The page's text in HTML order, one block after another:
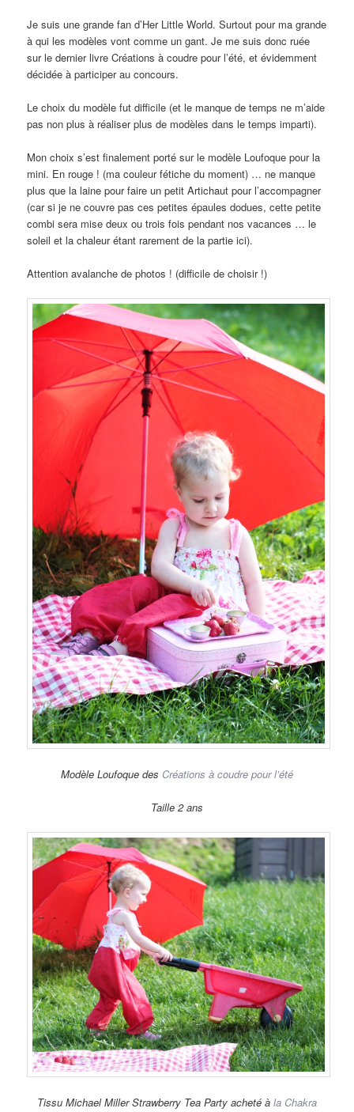
Je suis une grande fan d’Her Little World. Surtout pour ma grande
à qui les modèles vont comme un gant. Je me suis donc ruée
sur le dernier livre Créations à coudre pour l’été, et évidemment
décidée à participer au concours.
Le choix du modèle fut difficile (et le manque de temps ne m’aide
pas non plus à réaliser plus de modèles dans le temps imparti).
Mon choix s’est finalement porté sur le modèle Loufoque pour la
mini. En rouge ! (ma couleur fétiche du moment) … ne manque
plus que la laine pour faire un petit Artichaut pour l’accompagner
(car si je ne couvre pas ces petites épaules dodues, cette petite
combi sera mise deux ou trois fois pendant nos vacances … le
soleil et la chaleur étant rarement de la partie ici).
Attention avalanche de photos ! (difficile de choisir !)
Modèle Loufoque des Créations à coudre pour l’été
Taille 2 ans
Tissu Michael Miller Strawberry Tea Party acheté à la Chakra